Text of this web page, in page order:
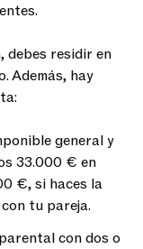
debes residir en
Además, hay
general y
33.000 € en
€, si haces la
tu pareja.
con dos o